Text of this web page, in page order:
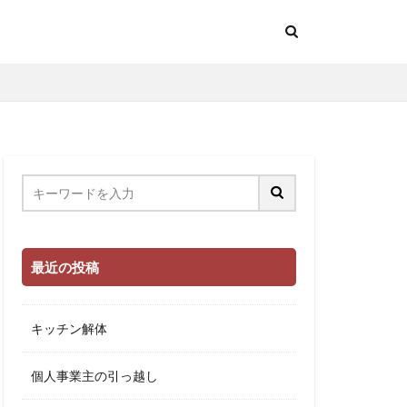
最近の投稿
キッチン解体
個人事業主の引っ越し